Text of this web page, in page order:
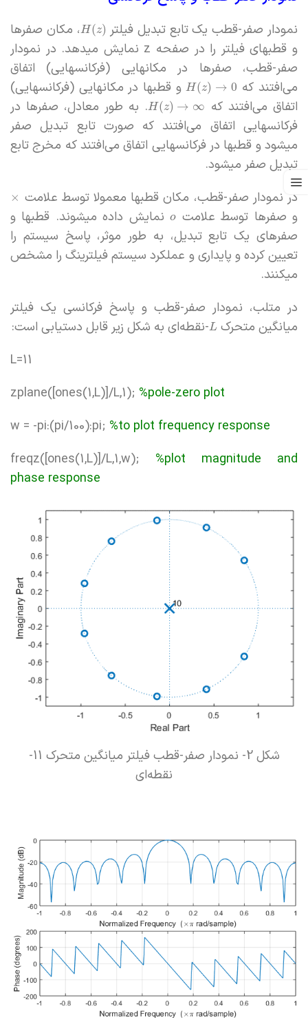
نمودار صفر-قطب یک تابع تبدیل فیلتر H(z)
، مکان صفرها
و قطبهای فیلتر را در صفحه z نمایش میدهد. در نمودار
صفر-قطب، صفرها در مکانهایی (فرکانسهایی) اتفاق
می‌افتند که
H(z) → 0
و قطبها در مکانهایی (فرکانسهایی)
اتفاق می‌افتند که
H(z) → ∞
. به طور معادل، صفرها در
فرکانسهایی اتفاق می‌افتند که صورت تابع تبدیل صفر
میشود و قطبها در فرکانسهایی اتفاق می‌افتند که مخرج تابع
تبدیل صفر میشود.
در نمودار صفر-قطب، مکان قطبها معمولا توسط علامت ×
و صفرها توسط علامت oنمایش داده میشوند. قطبها و
صفرهای یک تابع تبدیل، به طور موثر، پاسخ سیستم را
تعیین کرده و پایداری و عملکرد سیستم فیلترینگ را مشخص
میکنند.
در متلب، نمودار صفر-قطب و پاسخ فرکانسی یک فیلتر
میانگین متحرک L-نقطه‌ای به شکل زیر قابل دستیابی است:
L=11
zplane([ones(1,L)]/L,1); %pole-zero plot
w = -pi:(pi/100):pi; %to plot frequency response
freqz([ones(1,L)]/L,1,w); %plot magnitude and
phase response
شکل 2- نمودار صفر-قطب فیلتر میانگین متحرک 11-
نقطه‌ای